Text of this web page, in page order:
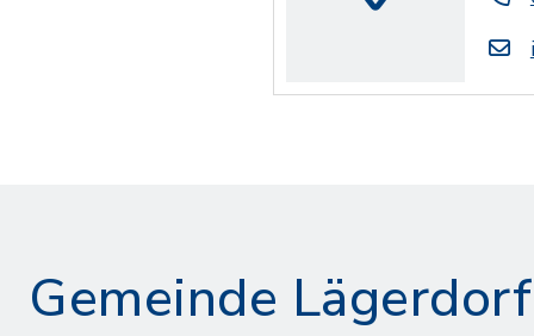
Gemeinde Lägerdorf